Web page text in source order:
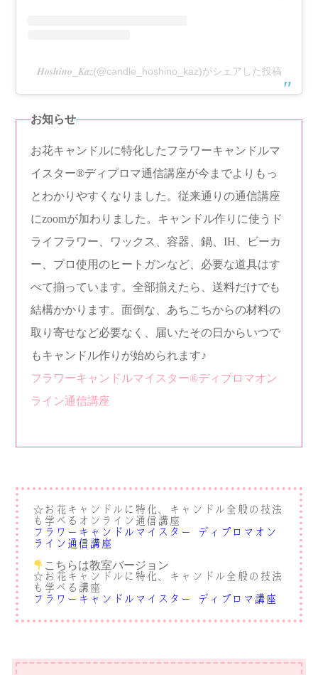
𝑯𝒐𝒔𝒉𝒊𝒏𝒐_𝑲𝒂𝒛(@candle_hoshino_kaz)がシェアした投稿
お知らせ
お花キャンドルに特化したフラワーキャンドルマ
イスター®︎ディプロマ通信講座が今までよりもっ
とわかりやすくなりました。従来通りの通信講座
にzoomが加わりました。キャンドル作りに使うド
ライフラワー、ワックス、容器、鍋、IH、ビーカ
ー、プロ使用のヒートガンなど、必要な道具はす
べて揃っています。全部揃えたら、送料だけでも
結構かかります。面倒な、あちこちからの材料の
取り寄せなど必要なく、届いたその日からいつで
もキャンドル作りが始められます♪
フラワーキャンドルマイスター®︎ディプロマオン
ライン通信講座
☆ お花キャンドルに特化、キャンドル全般の技法
も学べるオンライン通信講座
フラワーキャンドルマイスター®︎ディプロマオン
ライン通信講座
こちらは教室バージョン
☆お花キャンドルに特化、キャンドル全般の技法
も学べる講座
フラワーキャンドルマイスター®︎ディプロマ講座